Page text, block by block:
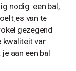
nodig: een bal,
van te
gezegend
kwaliteit van
aan een bal